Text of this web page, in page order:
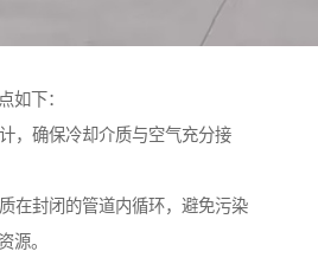
如下：
，确保冷却介质与空气充分接
在封闭的管道内循环，避免污染
源。